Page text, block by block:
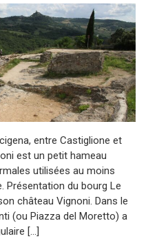
entre Castiglione et
est un petit hameau
utilisées au moins
Présentation du bourg Le
château Vignoni. Dans le
(ou Piazza del Moretto) a
[…]